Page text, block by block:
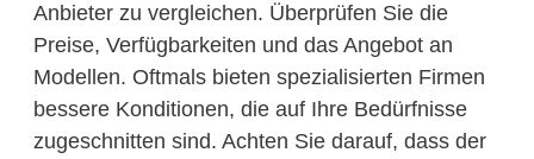
Anbieter zu vergleichen. Überprüfen Sie die
Preise, Verfügbarkeiten und das Angebot an
Modellen. Oftmals bieten spezialisierten Firmen
bessere Konditionen, die auf Ihre Bedürfnisse
zugeschnitten sind. Achten Sie darauf, dass der